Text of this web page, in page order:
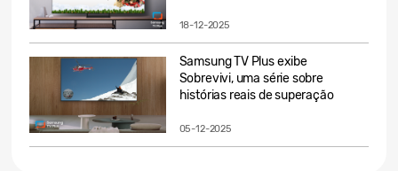
18-12-2025
Samsung TV Plus exibe
Sobrevivi, uma série sobre
histórias reais de superação
05-12-2025